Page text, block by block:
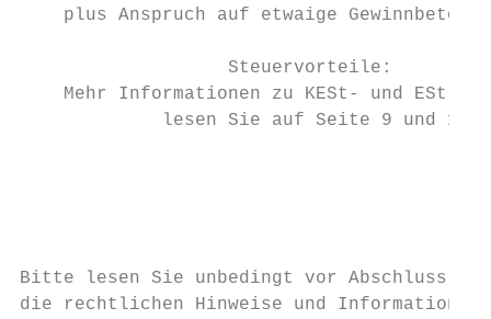
plus Anspruch auf etwaige
Steuervorteile:
Mehr Informationen zu KESt- und ESt-
lesen Sie auf Seite 9 und
Bitte lesen Sie unbedingt vor Abschluss
die rechtlichen Hinweise und